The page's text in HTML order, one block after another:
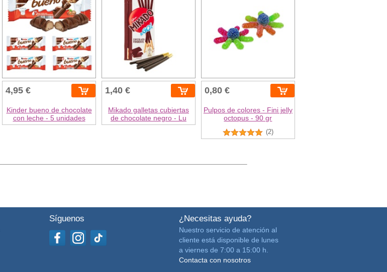
4,95 €
Kinder bueno de chocolate
con leche - 5 unidades
1,40 €
Mikado galletas cubiertas
de chocolate negro - Lu
0,80 €
Pulpos de colores - Fini jelly
octopus - 90 gr
(2)
Síguenos ¿Necesitas ayuda?
Nuestro servicio de atención al
cliente está disponible de lunes
a viernes de 7:00 a 15:00 h.
Contacta con nosotros